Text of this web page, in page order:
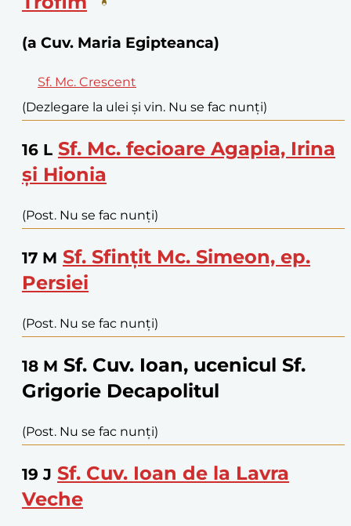
(a Cuv. Maria Egipteanca)
Sf. Mc. Crescent
(Dezlegare la ulei și vin. Nu se fac nunți)
16 L Sf. Mc. fecioare Agapia, Irina
și Hionia
(Post. Nu se fac nunți)
17 M Sf. Sfințit Mc. Simeon, ep.
Persiei
(Post. Nu se fac nunți)
18 M Sf. Cuv. Ioan, ucenicul Sf.
Grigorie Decapolitul
(Post. Nu se fac nunți)
19 J Sf. Cuv. Ioan de la Lavra
Veche